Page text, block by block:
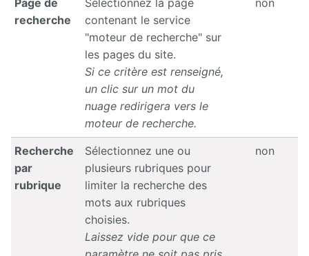
recherche
contenant le service
"moteur de recherche" sur
les pages du site.
Si ce critère est renseigné,
un clic sur un mot du
nuage redirigera vers le
moteur de recherche.
Recherche
par
rubrique
Sélectionnez une ou
plusieurs rubriques pour
limiter la recherche des
mots aux rubriques
choisies.
Laissez vide pour que ce
non